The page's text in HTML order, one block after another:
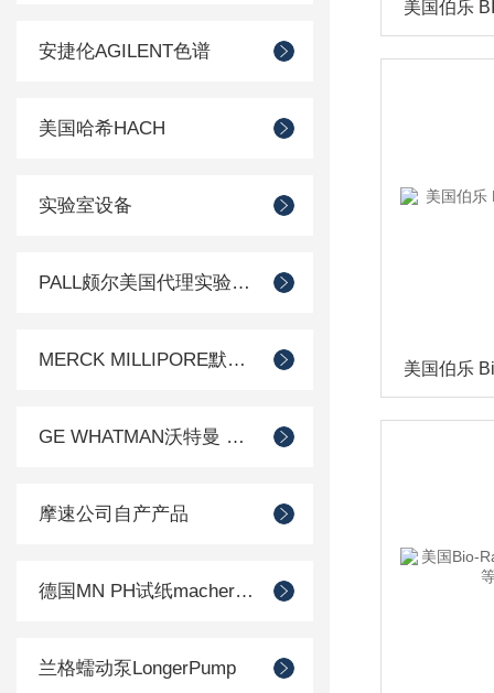
安捷伦AGILENT色谱
美国哈希HACH
实验室设备
PALL颇尔美国代理实验室过滤产品
MERCK MILLIPORE默克密理博产品
GE WHATMAN沃特曼 过滤产品代理
摩速公司自产产品
德国MN PH试纸macherey-nagel
兰格蠕动泵LongerPump